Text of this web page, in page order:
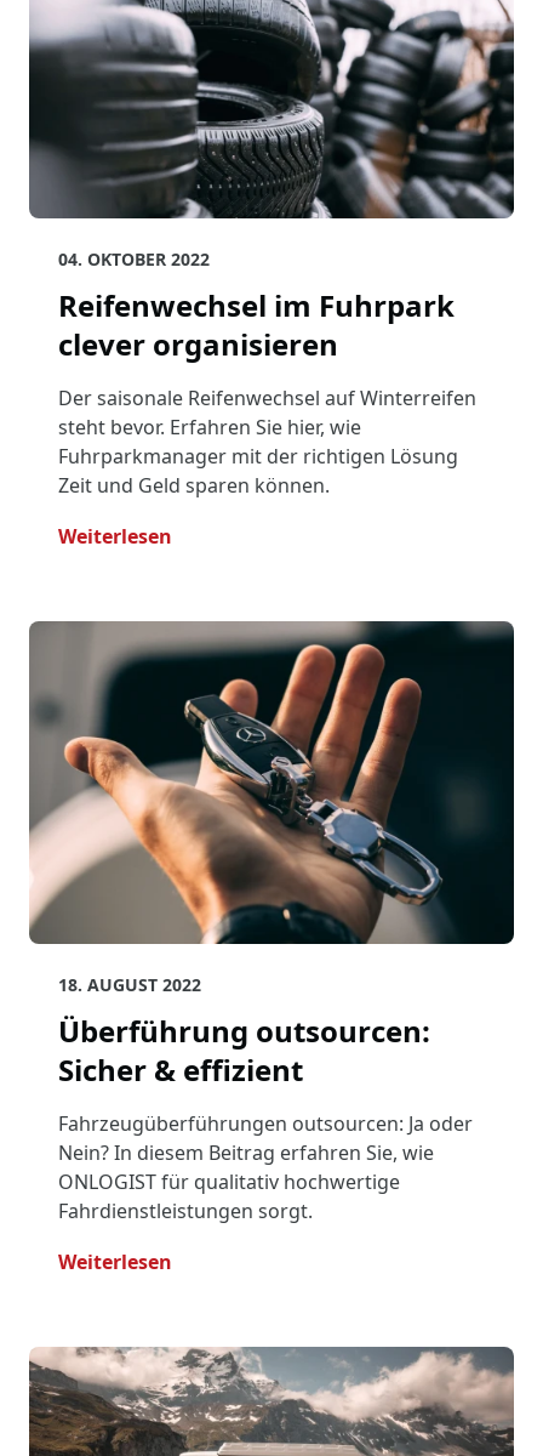
04. OKTOBER 2022
Reifenwechsel im Fuhrpark
clever organisieren
Der saisonale Reifenwechsel auf Winterreifen
steht bevor. Erfahren Sie hier, wie
Fuhrparkmanager mit der richtigen Lösung
Zeit und Geld sparen können.
Weiterlesen
18. AUGUST 2022
Überführung outsourcen:
Sicher & effizient
Fahrzeugüberführungen outsourcen: Ja oder
Nein? In diesem Beitrag erfahren Sie, wie
ONLOGIST für qualitativ hochwertige
Fahrdienstleistungen sorgt.
Weiterlesen